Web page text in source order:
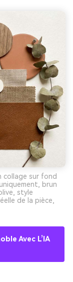
collage sur fond
brun
style
de la pièce,
Avec L’IA